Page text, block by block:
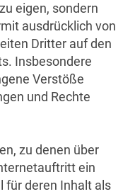
eigen, sondern
ausdrücklich von
Dritter auf den
Insbesondere
Verstöße
und Rechte
zu denen über
ein
für deren Inhalt als